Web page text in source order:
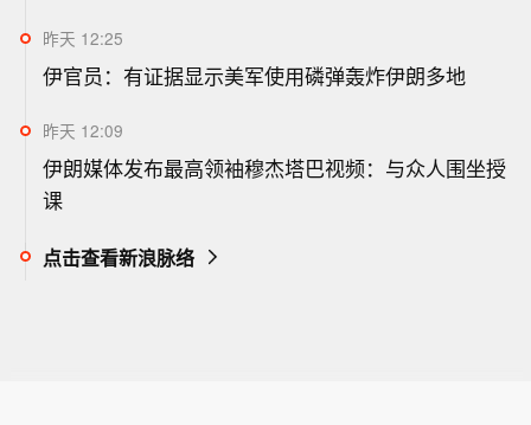
昨天 12:25
伊官员：有证据显示美军使用磷弹轰炸伊朗多地
昨天 12:09
伊朗媒体发布最高领袖穆杰塔巴视频：与众人围坐授
课
点击查看新浪脉络